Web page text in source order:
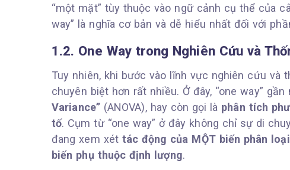
“một mặt” tùy thuộc vào ngữ cảnh cụ thể của
way” là nghĩa cơ bản và dễ hiểu nhất đối với
1.2. One Way trong Nghiên Cứu và
Tuy nhiên, khi bước vào lĩnh vực nghiên cứu và
chuyên biệt hơn rất nhiều. Ở đây, “one way”
Variance”(ANOVA), hay còn gọi là phân tích
tố. Cụm từ “one way” ở đây không chỉ sự di
đang xem xét tác động của MỘT biến phân
biến phụ thuộc định lượng.